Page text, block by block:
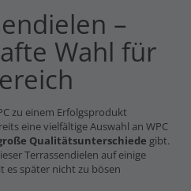
–
Wahl für
zu einem Erfolgsprodukt
eine vielfältige Auswahl an WPC
Qualitätsunterschiede gibt.
Terrassendielen auf einige
es später nicht zu bösen